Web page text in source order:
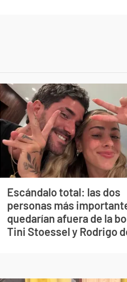
Escándalo total: las dos
personas más
quedarían afuera de la
Tini Stoessel y Rodrigo